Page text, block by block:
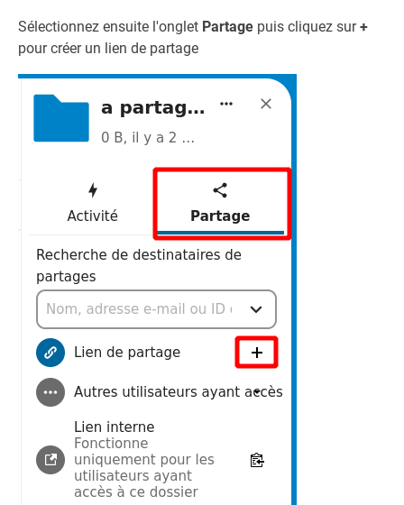
Sélectionnez ensuite l'onglet Partage puis cliquez sur+
pour créer un lien de partage